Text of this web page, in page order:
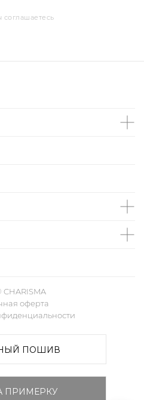
соглашаетесь
CHARISMA
оферта
ПОШИВ
ПРИМЕРКУ